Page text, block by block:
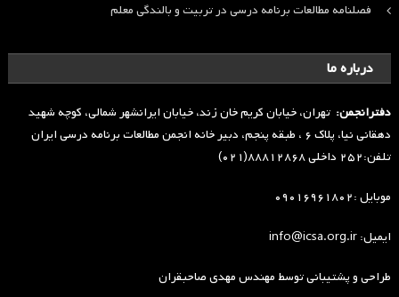
فصلنامه مطالعات برنامه درسی در تربیت و بالندگی معلم
درباره ما
دفترانجمن: تهران، خیابان کریم خان زند، خیابان ایرانشهر شمالی، کوچه شهید
دهقانی نیا، پلاک ۶ ، طبقه پنجم، دبیر خانه انجمن مطالعات برنامه درسی ایران
تلفن:۲۵۲ داخلی ۸۸۸۱۲۸۶۸(۰۲۱)
موبایل :۰۹۰۱۶۹۶۱۸۰۲
ایمیل: info@icsa.org.ir
طراحی و پشتیبانی توسطمهندس مهدی صاحبقران